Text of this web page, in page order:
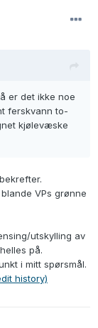
er det ikke noe
ferskvann to-
kjølevæske
VPs grønne
utskylling av
på.
i mitt spørsmål.
history)